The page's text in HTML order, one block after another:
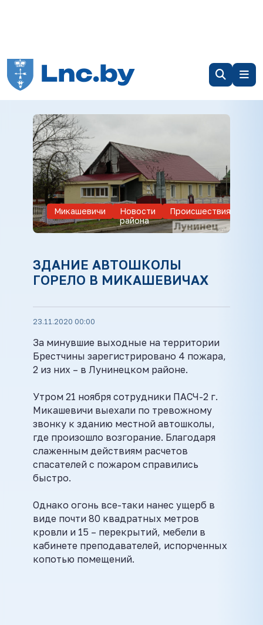
Микашевичи
Новости
района
Происшествия
ЗДАНИЕ АВТОШКОЛЫ
ГОРЕЛО В МИКАШЕВИЧАХ
23.11.2020 00:00
За минувшие выходные на территории
Брестчины зарегистрировано 4 пожара,
2 из них – в Лунинецком районе.
Утром 21 ноября сотрудники ПАСЧ-2 г.
Микашевичи выехали по тревожному
звонку к зданию местной автошколы,
где произошло возгорание. Благодаря
слаженным действиям расчетов
спасателей с пожаром справились
быстро.
Однако огонь все-таки нанес ущерб в
виде почти 80 квадратных метров
кровли и 15 – перекрытий, мебели в
кабинете преподавателей, испорченных
копотью помещений.